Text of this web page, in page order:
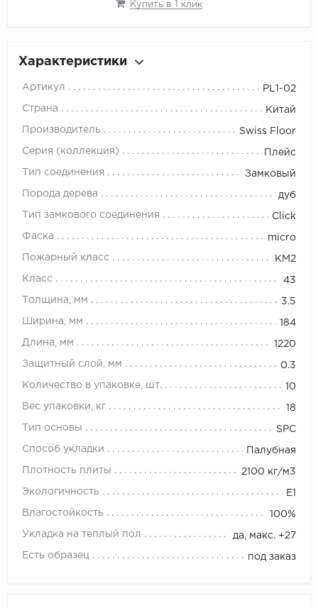
Купить в 1 клик
Характеристики
Артикул PL1-02
Страна Китай
Производитель Swiss Floor
Серия (коллекция) Плейс
Тип соединения Замковый
Порода дерева дуб
Тип замкового соединения Click
Фаска micro
Пожарный класс KM2
Класс 43
Толщина, мм 3.5
Ширина, мм 184
Длина, мм 1220
Защитный слой, мм 0.3
Количество в упаковке, шт. 10
Вес упаковки, кг 18
Тип основы SPC
Способ укладки Палубная
Плотность плиты 2100 кг/м3
Экологичность E1
Влагостойкость 100%
Укладка на теплый пол да, макс. +27
Есть образец под заказ